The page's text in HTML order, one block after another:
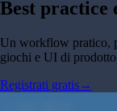
Best practice
Un workflow pratico,
giochi e UI di
Registrati gratis→